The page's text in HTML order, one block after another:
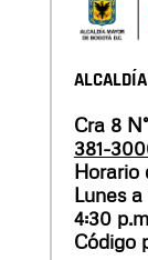
Cra 8
381-
Horario
Lunes
4:30
Código